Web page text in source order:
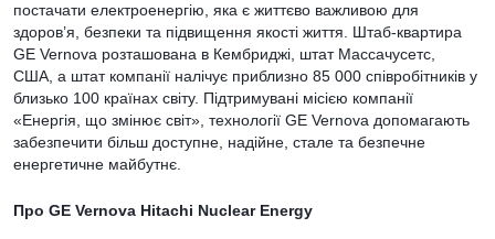
постачати електроенергію, яка є життєво важливою для
здоров’я, безпеки та підвищення якості життя. Штаб-квартира
GE Vernova розташована в Кембриджі, штат Массачусетс,
США, а штат компанії налічує приблизно 85 000 співробітників у
близько 100 країнах світу. Підтримувані місією компанії
«Енергія, що змінює світ», технології GE Vernova допомагають
забезпечити більш доступне, надійне, стале та безпечне
енергетичне майбутнє.
Про GE Vernova Hitachi Nuclear Energy